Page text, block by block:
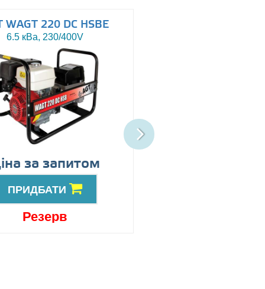
WAGT 220 DC HSBE
6.5 кВа, 230/400V
за запитом
ПРИДБАТИ
Резерв